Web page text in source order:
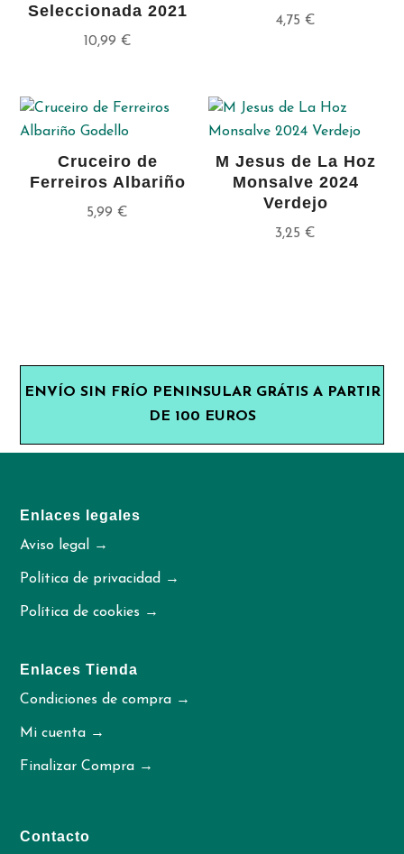
Seleccionada 2021
10,99 €
4,75 €
Cruceiro de
Ferreiros Albariño
5,99€
M Jesus de La Hoz
Monsalve 2024
Verdejo
3,25€
ENVÍO SIN FRÍO PENINSULAR GRÁTIS A PARTIR
DE 100 EUROS
Enlaces legales
Aviso legal →
Política de privacidad →
Política de cookies →
Enlaces Tienda
Condiciones de compra →
Mi cuenta →
Finalizar Compra →
Contacto